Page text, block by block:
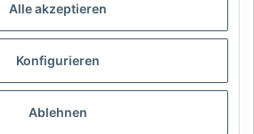
Alle akzeptieren
Konfigurieren
Ablehnen
AT CH (DE)
ES DK PL
USA